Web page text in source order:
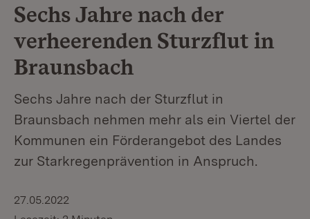
Sechs Jahre nach der
verheerenden Sturzflut in
Braunsbach
Sechs Jahre nach der Sturzflut in
Braunsbach nehmen mehr als ein Viertel der
Kommunen ein Förderangebot des Landes
zur Starkregenprävention in Anspruch.
27.05.2022